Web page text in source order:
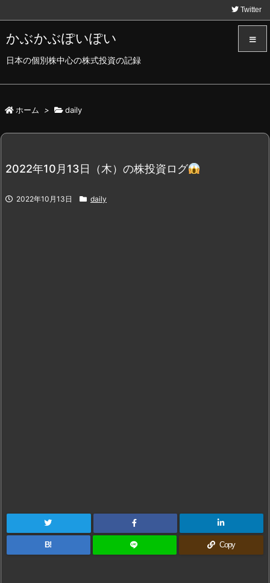
かぶかぶぽいぽい
日本の個別株中心の株式投資の記録
Twitter
ホーム > daily
2022年10月13日（木）の株投資ログ
2022年10月13日 daily
B! Copy